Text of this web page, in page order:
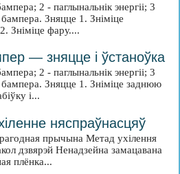
2 - паглынальнік энергіі; 3
Зняцце 1. Зніміце
Зніміце фару....
— зняцце і ўстаноўка
2 - паглынальнік энергіі; 3
бампера. Зняцце 1. Зніміце заднюю
і...
няспраўнасцяў
прычына Метад ухілення
дзвярэй Ненадзейна замацавана
плёнка...